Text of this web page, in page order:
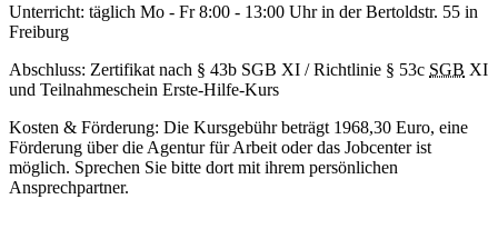
Unterricht: täglich Mo - Fr 8:00 - 13:00 Uhr in der Bertoldstr. 55 in
Freiburg
Abschluss: Zertifikat nach § 43b SGB XI / Richtlinie § 53c SGB XI
und Teilnahmeschein Erste-Hilfe-Kurs
Kosten & Förderung: Die Kursgebühr beträgt 1968,30 Euro, eine
Förderung über die Agentur für Arbeit oder das Jobcenter ist
möglich. Sprechen Sie bitte dort mit ihrem persönlichen
Ansprechpartner.